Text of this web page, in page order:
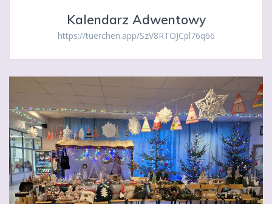
Kalendarz Adwentowy
https://tuerchen.app/SzV8RTOJCpl76q66